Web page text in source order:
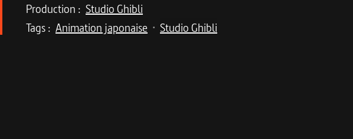
Production : Studio Ghibli
Tags : Animation japonaise • Studio Ghibli